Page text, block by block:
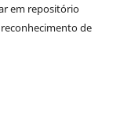
em repositório
de